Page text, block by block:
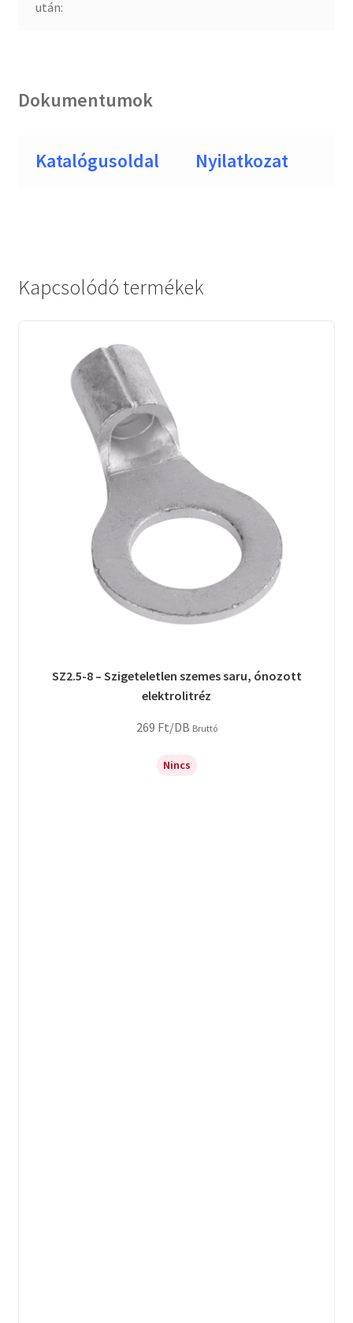
után:
Dokumentumok
Katalógusoldal Nyilatkozat
Kapcsolódó termékek
SZ2.5-8 – Szigeteletlen szemes saru, ónozott
elektrolitréz
269 Ft/DB Bruttó
Nincs